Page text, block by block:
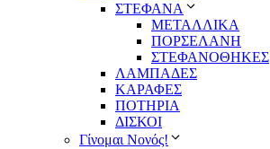
ΣΤΕΦΑΝΑ
ΜΕΤΑΛΛΙΚΑ
ΠΟΡΣΕΛΑΝΗ
ΣΤΕΦΑΝΟΘΗΚΕΣ
ΛΑΜΠΑΔΕΣ
ΚΑΡΑΦΕΣ
ΠΟΤΗΡΙΑ
ΔΙΣΚΟΙ
Γίνομαι Νονός!